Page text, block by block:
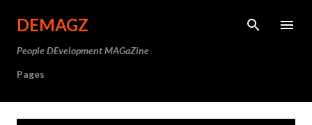
DEMAGZ
People DEvelopment MAGaZine
Pages